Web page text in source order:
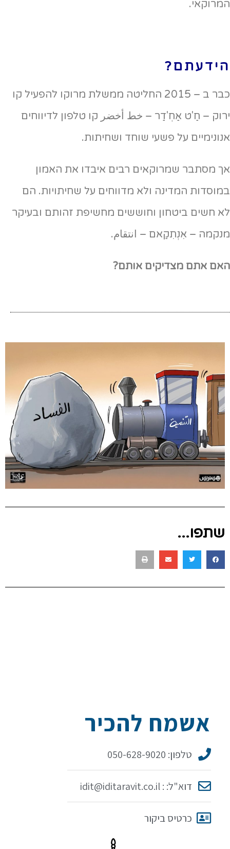
המרוקאי.
הידעתם?
כבר ב – 2015 החליטה ממשלת מרוקו להפעיל קו
ירוק – חַ'ט אַחְ'דַר – خط أخضر קו טלפון לדיווחים
אנונימיים על פשעי שוחד ושחיתות.
אך מסתבר שמרוקאים רבים איבדו את האמון
במוסדות המדינה ולא מדווחים על שחיתויות. הם
לא חשים ביטחון וחוששים מחשיפת זהותם ובעיקר
מנקמה – אִנְתִקַאם – انتقام.
האם אתם מצדיקים אותם?
שתפו...
אשמח להכיר
טלפון: 050-628-9020
דוא"ל: : idit@iditaravit.co.il
כרטיס ביקור